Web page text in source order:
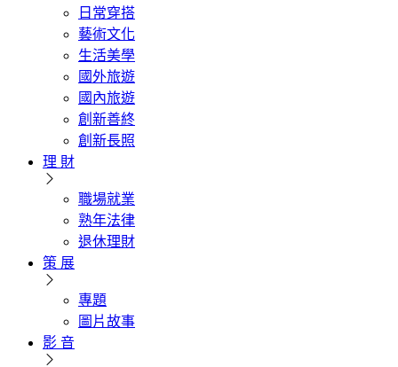
日常穿搭
藝術文化
生活美學
國外旅遊
國內旅遊
創新善終
創新長照
理 財
職場就業
熟年法律
退休理財
策 展
專題
圖片故事
影 音